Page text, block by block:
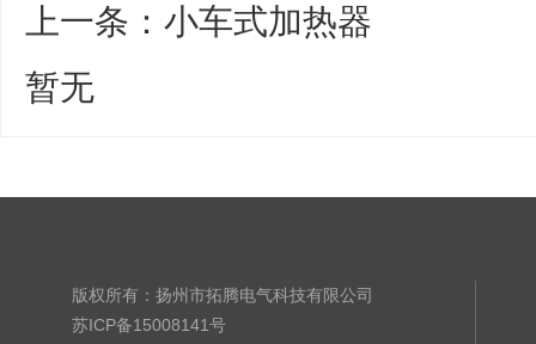
上一条： 小车式加热器
暂无
版权所有：扬州市拓腾电气科技有限公司
苏ICP备15008141号